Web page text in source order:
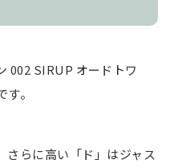
002 SIRUP オードトワ
。
さらに高い「ド」はジャス